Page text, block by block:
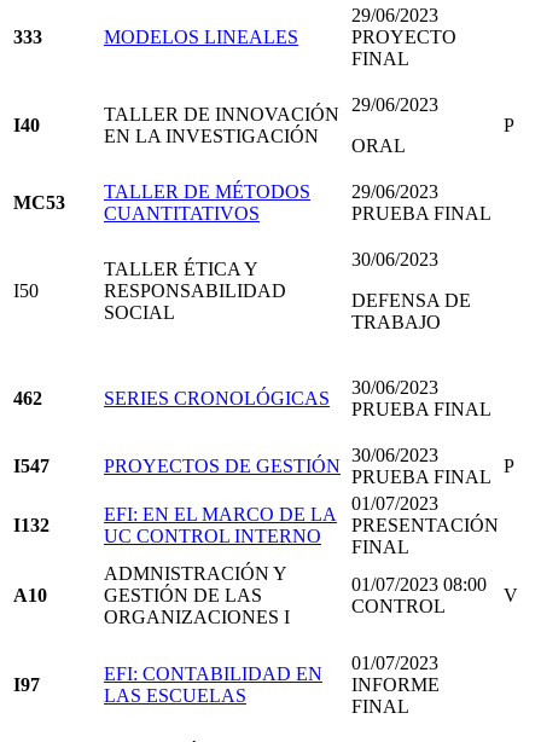
333 MODELOS LINEALES
29/06/2023
PROYECTO
FINAL
I40
TALLER DE INNOVACIÓN
EN LA INVESTIGACIÓN
29/06/2023
ORAL
P
MC53
TALLER DE MÉTODOS
CUANTITATIVOS
29/06/2023
PRUEBA FINAL
I50
TALLER ÉTICA Y
RESPONSABILIDAD
SOCIAL
30/06/2023
DEFENSA DE
TRABAJO
462 SERIES CRONOLÓGICAS
30/06/2023
PRUEBA FINAL
I547 PROYECTOS DE GESTIÓN
30/06/2023
PRUEBA FINAL
P
I132
EFI: EN EL MARCO DE LA
UC CONTROL INTERNO
01/07/2023
PRESENTACIÓN
FINAL
A10
ADMNISTRACIÓN Y
GESTIÓN DE LAS
ORGANIZACIONES I
01/07/2023 08:00
CONTROL
V
I97
EFI: CONTABILIDAD EN
LAS ESCUELAS
01/07/2023
INFORME
FINAL